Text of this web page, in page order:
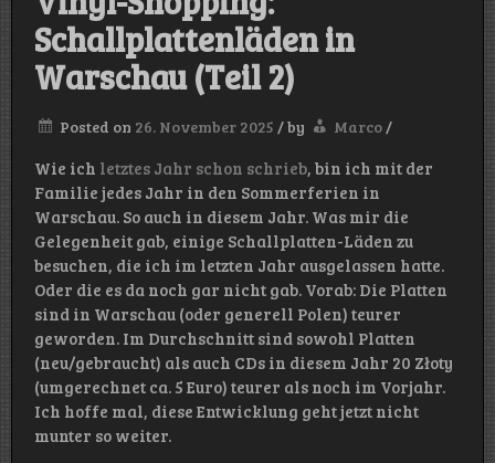
Schallplattenläden in
Warschau (Teil 2)
Posted on 26. November 2025 /by Marco/
Wie ich letztes Jahr schon schrieb, bin ich mit der
Familie jedes Jahr in den Sommerferien in
Warschau. So auch in diesem Jahr. Was mir die
Gelegenheit gab, einige Schallplatten-Läden zu
besuchen, die ich im letzten Jahr ausgelassen hatte.
Oder die es da noch gar nicht gab. Vorab: Die Platten
sind in Warschau (oder generell Polen) teurer
geworden. Im Durchschnitt sind sowohl Platten
(neu/gebraucht) als auch CDs in diesem Jahr 20 Złoty
(umgerechnet ca. 5 Euro) teurer als noch im Vorjahr.
Ich hoffe mal, diese Entwicklung geht jetzt nicht
munter so weiter.